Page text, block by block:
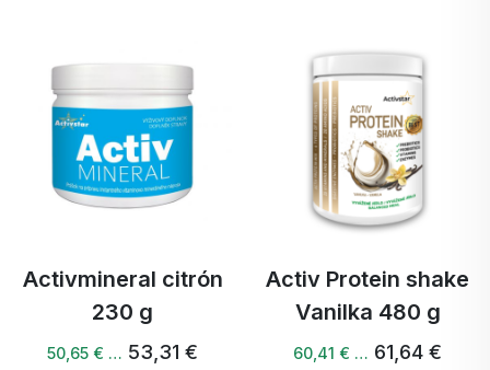
Activmineral citrón
230 g
50,65 € … 53,31 €
Activ Protein shake
Vanilka 480 g
60,41 € … 61,64 €